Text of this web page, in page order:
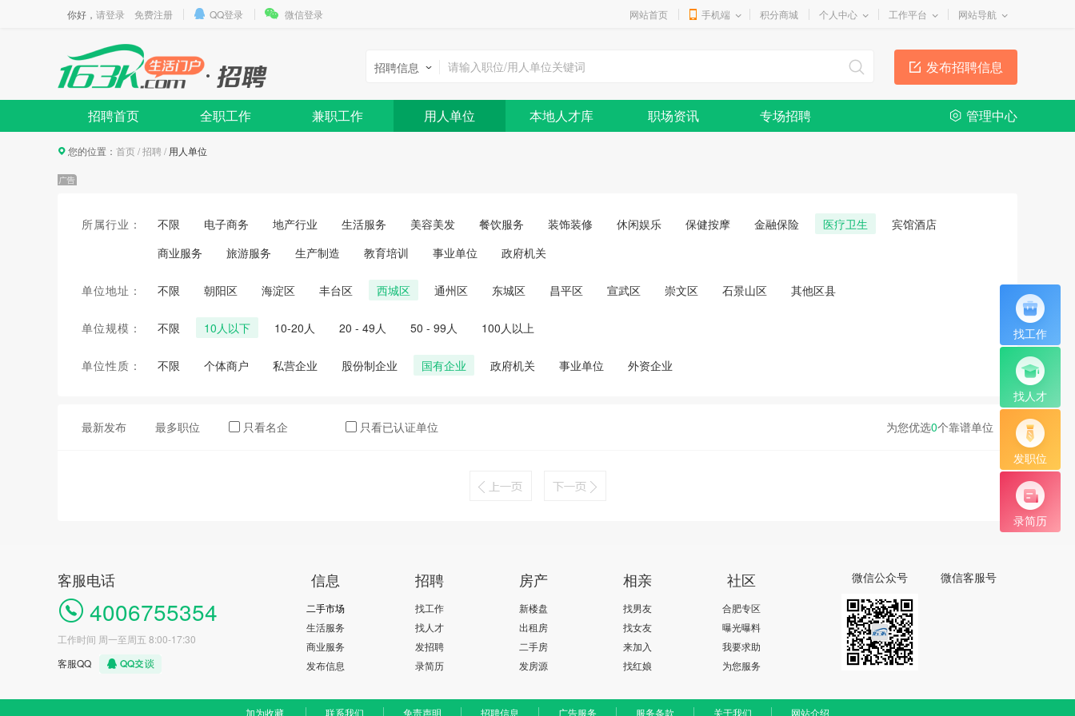
你好， 请登录 免费注册 QQ登录 微信登录 网站首页 手机端 积分商城 个人中心 工作平台 网站导航
发布招聘信息
招聘信息
招聘首页 全职工作 兼职工作 用人单位 本地人才库 职场资讯 专场招聘 管理中心
找工作
找人才
发职位
录简历
您的位置： 首页/招聘/ 用人单位
所属行业： 不限 电子商务 地产行业 生活服务 美容美发 餐饮服务 装饰装修 休闲娱乐 保健按摩 金融保险 医疗卫生
宾馆酒店
商业服务
旅游服务 生产制造 教育培训 事业单位 政府机关
单位地址： 不限 朝阳区 海淀区 丰台区 西城区 通州区 东城区 昌平区 宣武区 崇文区 石景山区 其他区县
单位规模： 不限 10人以下 10-20人 20 - 49人 50 - 99人 100人以上
单位性质： 不限 个体商户 私营企业 股份制企业 国有企业 政府机关 事业单位 外资企业
为您优选0个靠谱单位
最新发布 最多职位 只看名企 只看已认证单位
客服电话
4006755354
工作时间 周一至周五 8:00-17:30
客服QQ
信息
二手市场
生活服务
商业服务
发布信息
招聘
找工作
找人才
发招聘
录简历
房产
新楼盘
出租房
二手房
发房源
相亲
找男友
找女友
来加入
找红娘
社区
合肥专区
曝光曝料
我要求助
为您服务
微信公众号 微信客服号
加为收藏 联系我们 免责声明 招聘信息 广告服务 服务条款 关于我们 网站介绍